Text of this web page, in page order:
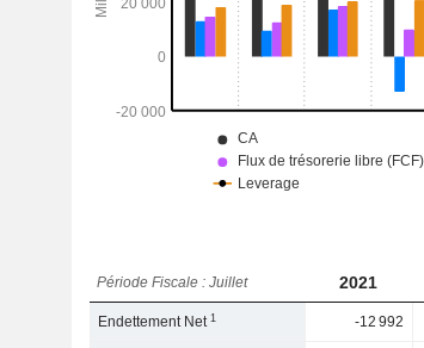
Période Fiscale : Juillet 2021
Endettement Net1 -12 992